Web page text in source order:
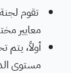
تقوم
معايير
مستوى